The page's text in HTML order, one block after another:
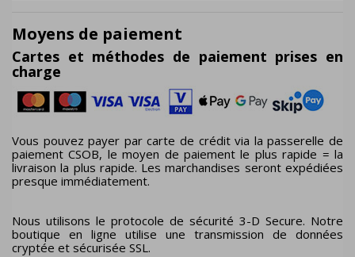
Moyens de paiement
Cartes et méthodes de paiement prises en
charge
Vous pouvez payer par carte de crédit via la passerelle de
paiement CSOB, le moyen de paiement le plus rapide = la
livraison la plus rapide. Les marchandises seront expédiées
presque immédiatement.
Nous utilisons le protocole de sécurité 3-D Secure. Notre
boutique en ligne utilise une transmission de données
cryptée et sécurisée SSL.